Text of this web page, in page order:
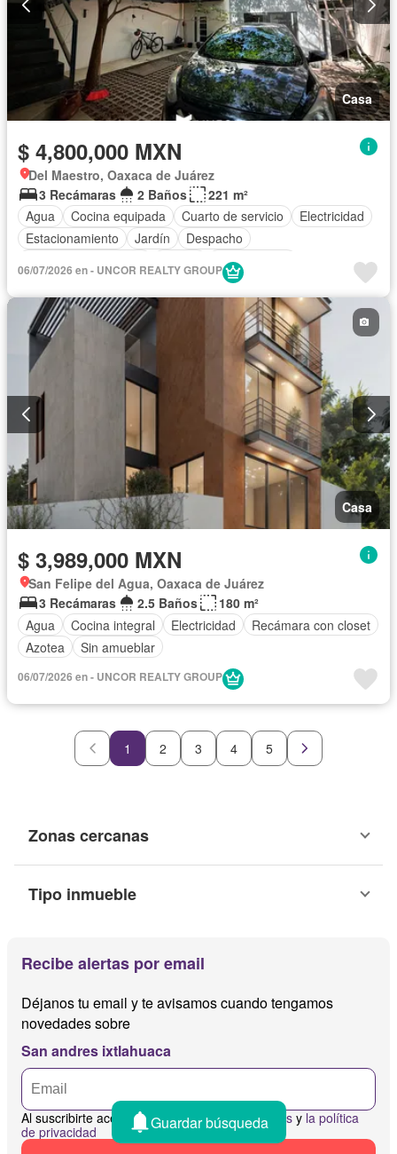
Casa
$ 4,800,000 MXN
Del Maestro, Oaxaca de Juárez
3 Recámaras
2 Baños
221 m²
Agua
Cocina equipada Cuarto de servicio
Electricidad
Estacionamiento
Jardín
Despacho
Sin amueblar
06/07/2026 en - UNCOR REALTY GROUP
Casa
$ 3,989,000 MXN
San Felipe del Agua, Oaxaca de Juárez
3 Recámaras
2.5 Baños
180 m²
Agua
Cocina integral Electricidad
Recámara con closet
Azotea
Sin amueblar
06/07/2026 en - UNCOR REALTY GROUP
1 2 3 4 5
Zonas cercanas
Tipo inmueble
Recibe alertas por email
Déjanos tu email y te avisamos cuando tengamos
novedades sobre
San andres ixtlahuaca
Al suscribirte aceptaslos términos y condiciones y la política
de privacidad
Guardar búsqueda